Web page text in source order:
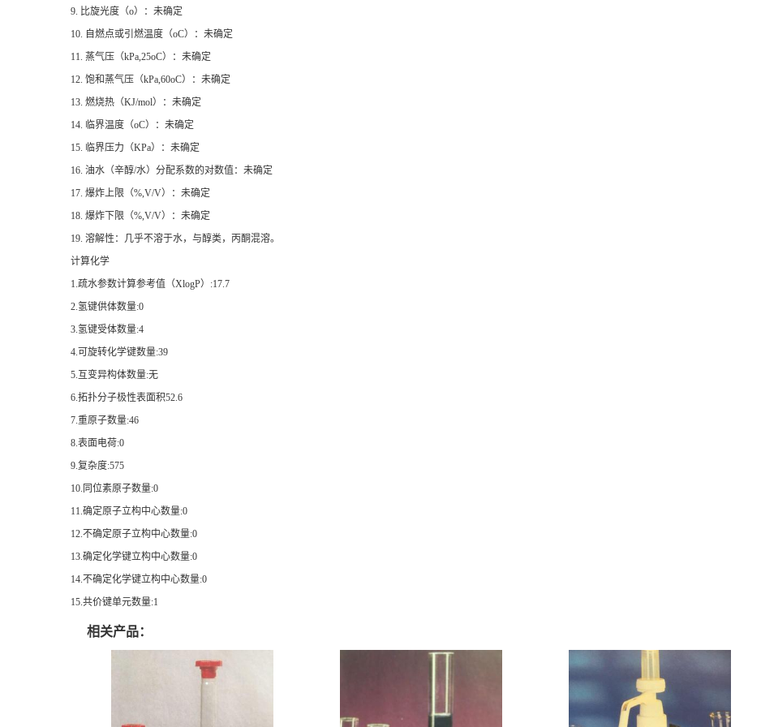
9. 比旋光度（o）：未确定
10. 自燃点或引燃温度（oC）：未确定
11. 蒸气压（kPa,25oC）：未确定
12. 饱和蒸气压（kPa,60oC）：未确定
13. 燃烧热（KJ/mol）：未确定
14. 临界温度（oC）：未确定
15. 临界压力（KPa）：未确定
16. 油水（辛醇/水）分配系数的对数值：未确定
17. 爆炸上限（%,V/V）：未确定
18. 爆炸下限（%,V/V）：未确定
19. 溶解性：几乎不溶于水，与醇类，丙酮混溶。
计算化学
1.疏水参数计算参考值（XlogP）:17.7
2.氢键供体数量:0
3.氢键受体数量:4
4.可旋转化学键数量:39
5.互变异构体数量:无
6.拓扑分子极性表面积52.6
7.重原子数量:46
8.表面电荷:0
9.复杂度:575
10.同位素原子数量:0
11.确定原子立构中心数量:0
12.不确定原子立构中心数量:0
13.确定化学键立构中心数量:0
14.不确定化学键立构中心数量:0
15.共价键单元数量:1
相关产品：